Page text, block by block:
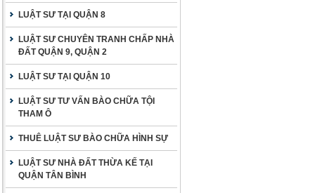
LUẬT SƯ TẠI QUẬN 8
LUẬT SƯ CHUYÊN TRANH CHẤP NHÀ
ĐẤT QUẬN 9, QUẬN 2
LUẬT SƯ TẠI QUẬN 10
LUẬT SƯ TƯ VẤN BÀO CHỮA TỘI
THAM Ô
THUÊ LUẬT SƯ BÀO CHỮA HÌNH SỰ
LUẬT SƯ NHÀ ĐẤT THỪA KẾ TẠI
QUẬN TÂN BÌNH